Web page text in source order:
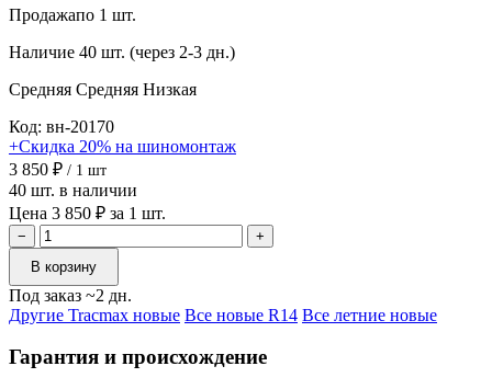
Продажапо 1 шт.
Наличие 40 шт. (через 2-3 дн.)
Средняя Средняя Низкая
Код: вн-20170
+Скидка 20% на шиномонтаж
3 850 ₽ / 1 шт
40 шт. в наличии
Цена 3 850 ₽ за 1 шт.
−
+
В корзину
Под заказ ~2 дн.
Другие Tracmax новые Все новые R14 Все летние новые
Гарантия и происхождение